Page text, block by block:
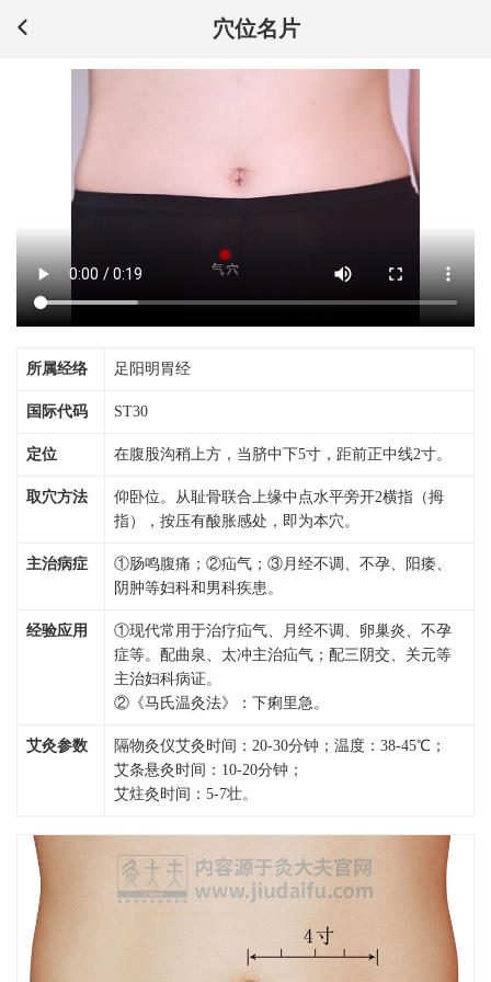
穴位名片
所属经络 足阳明胃经
国际代码 ST30
定位 在腹股沟稍上方，当脐中下5寸，距前正中线2寸。
取穴方法
仰卧位。从耻骨联合上缘中点水平旁开2横指（拇
指），按压有酸胀感处，即为本穴。
主治病症
①肠鸣腹痛；②疝气；③月经不调、不孕、阳痿、
阴肿等妇科和男科疾患。
经验应用
①现代常用于治疗疝气、月经不调、卵巢炎、不孕
症等。配曲泉、太冲主治疝气；配三阴交、关元等
主治妇科病证。
②《马氏温灸法》：下痢里急。
艾灸参数
隔物灸仪艾灸时间：20-30分钟；温度：38-45℃；
艾条悬灸时间：10-20分钟；
艾炷灸时间：5-7壮。